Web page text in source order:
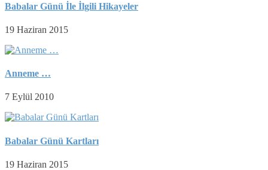
Babalar Günü İle İlgili Hikayeler
19 Haziran 2015
Anneme …
7 Eylül 2010
Babalar Günü Kartları
19 Haziran 2015